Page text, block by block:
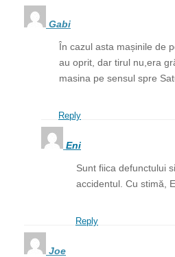
Gabi
În cazul asta mașinile de
au oprit, dar tirul nu,era
masina pe sensul spre
Reply
Eni
Sunt fiica defunctului
accidentul. Cu stimă,
Reply
Joe